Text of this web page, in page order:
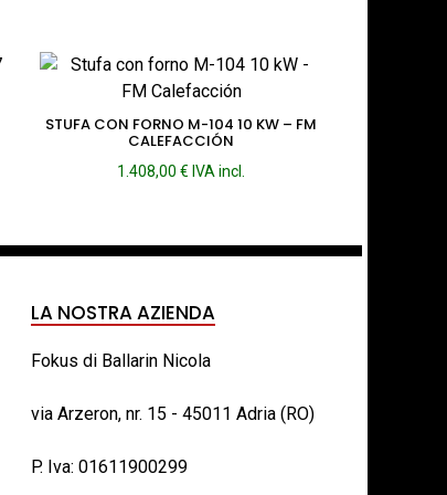
STUFA CON FORNO M-104 10 KW – FM
CALEFACCIÓN
1.408,00€ IVA incl.
LA NOSTRA AZIENDA
Fokus di Ballarin Nicola
via Arzeron, nr. 15 - 45011 Adria (RO)
P. Iva: 01611900299